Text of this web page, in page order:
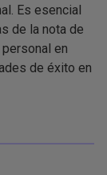
Es esencial
de la nota de
en
de éxito en